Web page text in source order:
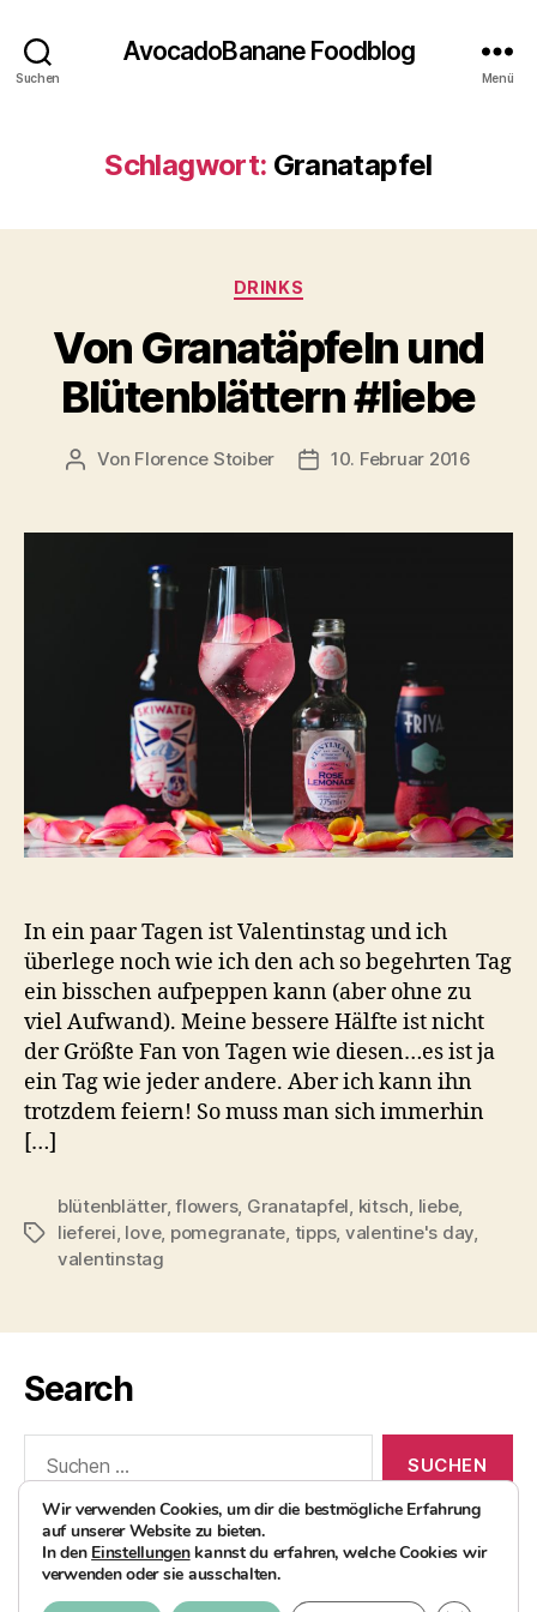
Suchen
AvocadoBanane Foodblog
Menü
Schlagwort: Granatapfel
Kategorien
DRINKS
Von Granatäpfeln und
Blütenblättern #liebe
Beitragsautor
Von Florence Stoiber Veröffentlichungsdatum
10. Februar 2016
In ein paar Tagen ist Valentinstag und ich
überlege noch wie ich den ach so begehrten Tag
ein bisschen aufpeppen kann (aber ohne zu
viel Aufwand). Meine bessere Hälfte ist nicht
der Größte Fan von Tagen wie diesen…es ist ja
ein Tag wie jeder andere. Aber ich kann ihn
trotzdem feiern! So muss man sich immerhin
[…]
Schlagwörter
blütenblätter,flowers, Granatapfel, kitsch, liebe,
lieferei, love, pomegranate, tipps, valentine's day,
valentinstag
Search
nach:
© 2026AvocadoBanane Foodblog
Wir verwenden Cookies, um dir die bestmögliche Erfahrung
auf unserer Website zu bieten.
In den Einstellungenkannst du erfahren, welche Cookies wir
verwenden oder sie ausschalten.